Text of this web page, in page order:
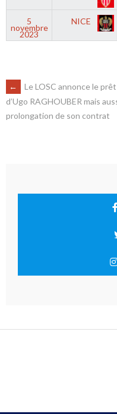
5
novembre
2023
NICE
←
Le LOSC annonce le prêt
d’Ugo RAGHOUBER mais
prolongation de son contrat